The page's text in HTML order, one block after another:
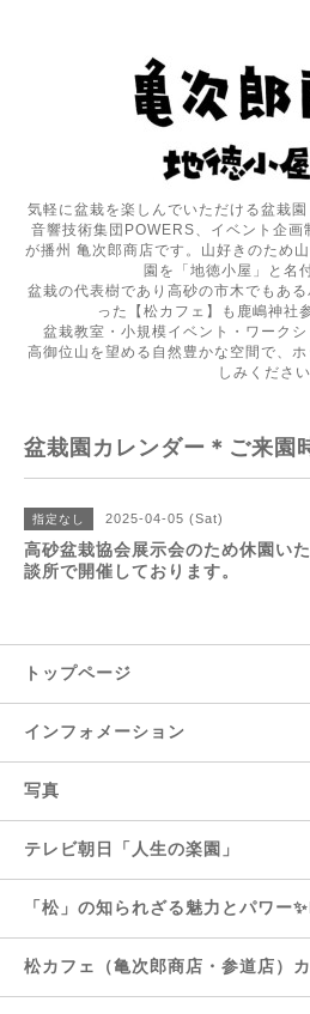
気軽に盆栽を楽しんでいただける盆栽園
音響技術集団POWERS、イベント企画
が播州 亀次郎商店です。山好きのため
園を「地徳小屋」と名
盆栽の代表樹であり高砂の市木でもあ
った【松カフェ】も鹿嶋神社
盆栽教室・小規模イベント・ワーク
高御位山を望める自然豊かな空間で、
しみくださ
盆栽園カレンダー＊ご来園
指定なし 2025-04-05 (Sat)
高砂盆栽協会展示会のため休園い
談所で開催しております。
トップページ
インフォメーション
写真
テレビ朝日「人生の楽園」
「松」の知られざる魅力とパワー
松カフェ（亀次郎商店・参道店）